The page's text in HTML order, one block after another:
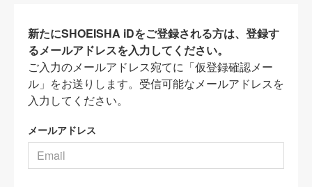
新たにSHOEISHA iDをご登録される方は、登録す
るメールアドレスを入力してください。
ご入力のメールアドレス宛てに「仮登録確認メー
ル」をお送りします。受信可能なメールアドレスを
入力してください。
メールアドレス